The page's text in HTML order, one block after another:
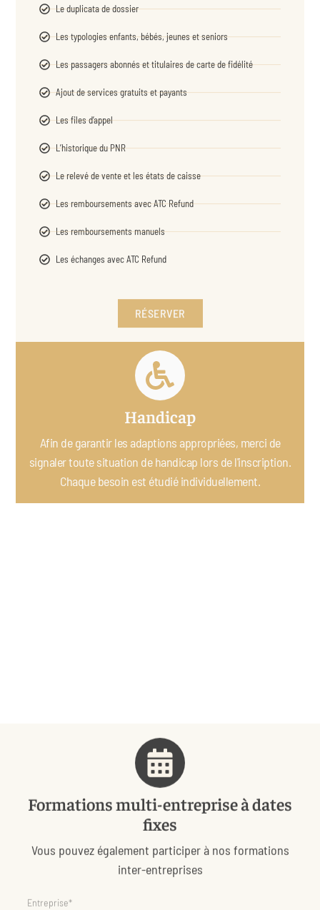
Les typologies enfants, bébés, jeunes et seniors
Les passagers abonnés et titulaires de carte de fidélité
Ajout de services gratuits et payants
Les files d’appel
L’historique du PNR
Le relevé de vente et les états de caisse
Les remboursements avec ATC Refund
Les remboursements manuels
Les échanges avec ATC Refund
Handicap
Afin de garantir les adaptions appropriées, merci de
signaler toute situation de handicap lors de l'inscription.
Chaque besoin est étudié individuellement.